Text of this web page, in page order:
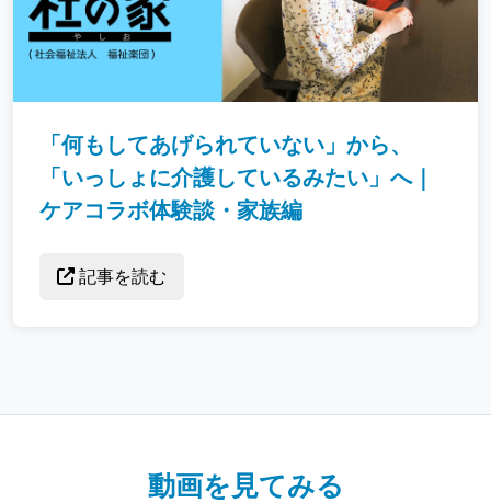
「何もしてあげられていない」から、
「いっしょに介護しているみたい」へ｜
ケアコラボ体験談・家族編
記事を読む
動画を見てみる